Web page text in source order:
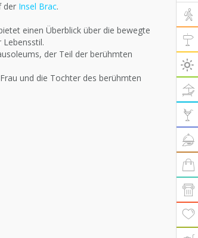
der Insel Brac.
einen Überblick über die bewegte
der Teil der berühmten
und die Tochter des berühmten